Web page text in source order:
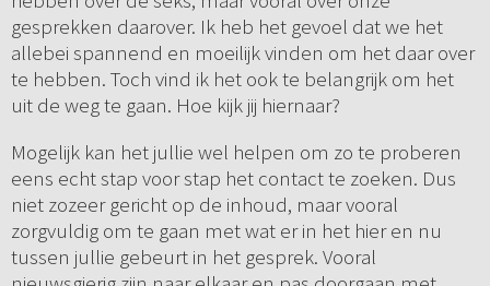
gesprekken daarover. Ik heb het gevoel dat we het
allebei spannend en moeilijk vinden om het daar over
te hebben. Toch vind ik het ook te belangrijk om het
uit de weg te gaan. Hoe kijk jij hiernaar?
Mogelijk kan het jullie wel helpen om zo te proberen
eens echt stap voor stap het contact te zoeken. Dus
niet zozeer gericht op de inhoud, maar vooral
zorgvuldig om te gaan met wat er in het hier en nu
tussen jullie gebeurt in het gesprek. Vooral